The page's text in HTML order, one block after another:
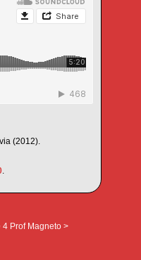
(2012).
.
4 Prof Magneto >